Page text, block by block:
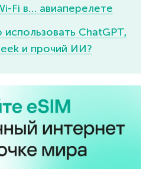
Fi в… авиаперелете
использовать ChatGPT,
и прочий ИИ?